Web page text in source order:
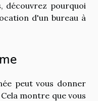
découvrez pourquoi
d'un bureau à
peut vous donner
montre que vous